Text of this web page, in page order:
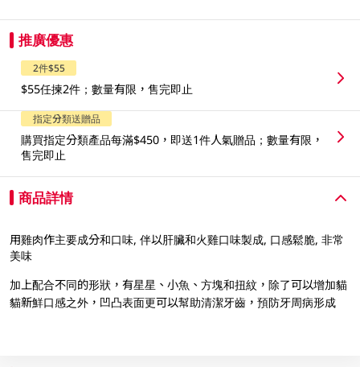
推廣優惠
2件$55
$55任揀2件；數量有限，售完即止
指定分類送贈品
購買指定分類產品每滿$450，即送1件人氣贈品；數量有限，
售完即止
商品詳情
用雞肉作主要成分和口味, 伴以肝臟和火雞口味製成, 口感鬆脆, 非常
美味
加上配合不同的形狀，有星星、小魚、方塊和扭紋，除了可以增加貓
貓新鮮口感之外，凹凸表面更可以幫助清潔牙齒，預防牙周病形成